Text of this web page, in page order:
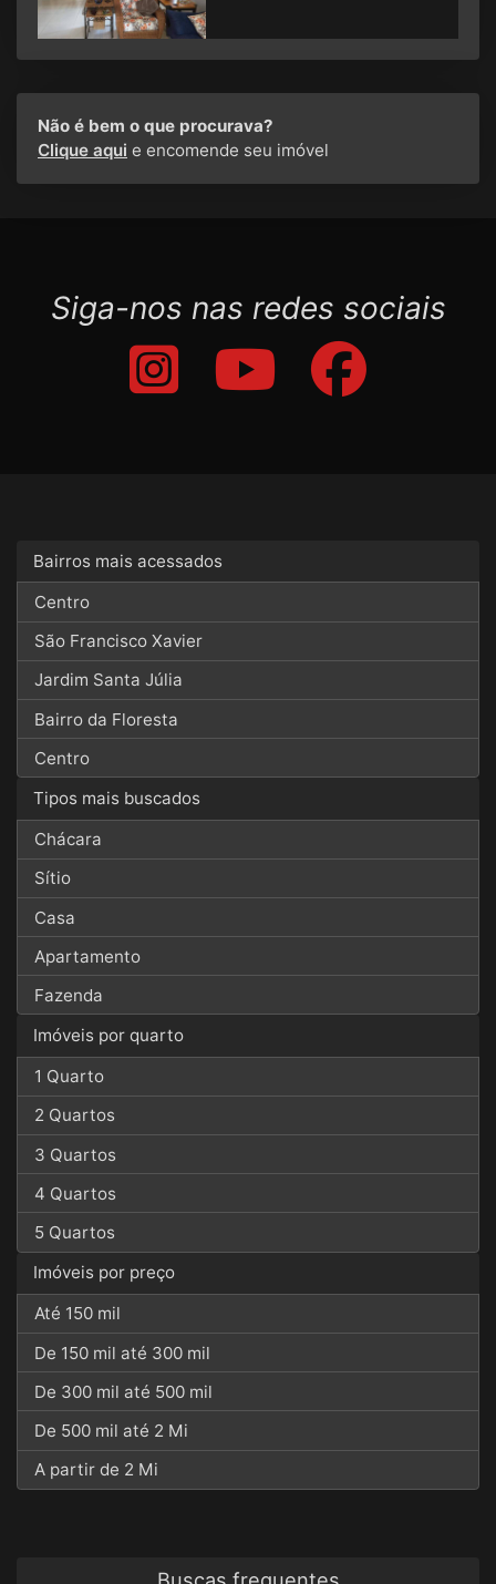
Não é bem o que procurava?
Clique aqui e encomende seu imóvel
Siga-nos nas redes sociais
Bairros mais acessados
Centro
São Francisco Xavier
Jardim Santa Júlia
Bairro da Floresta
Centro
Tipos mais buscados
Chácara
Sítio
Casa
Apartamento
Fazenda
Imóveis por quarto
1 Quarto
2 Quartos
3 Quartos
4 Quartos
5 Quartos
Imóveis por preço
Até 150 mil
De 150 mil até 300 mil
De 300 mil até 500 mil
De 500 mil até 2 Mi
A partir de 2 Mi